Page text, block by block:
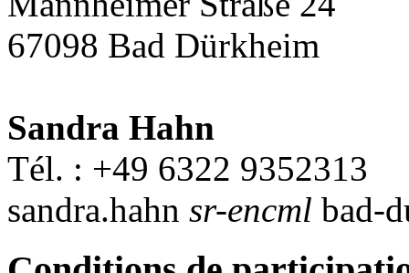
67098 Bad Dürkheim
Sandra Hahn
Tél. : +49 6322 9352313
sandra.hahn sr-encml bad-